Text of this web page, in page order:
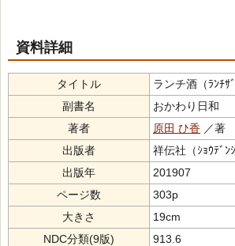
資料詳細
タイトル
ランチ酒（ﾗﾝﾁｻﾞ
副書名
おかわり日和
著者
原田 ひ香 ／著
出版者
祥伝社（ｼｮｳﾃﾞﾝｼ
出版年
201907
ページ数
303p
大きさ
19cm
NDC分類(9版)
913.6